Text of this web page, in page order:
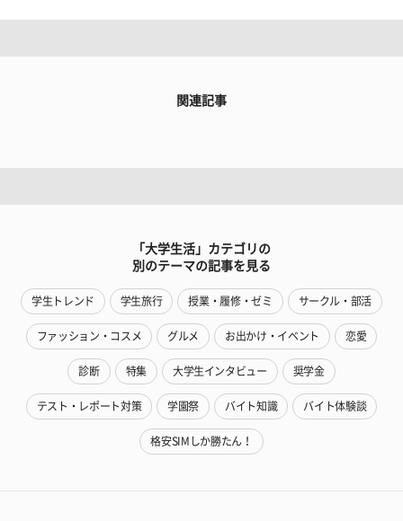
関連記事
「大学生活」カテゴリの
別のテーマの記事を見る
学生トレンド 学生旅行 授業・履修・ゼミ サークル・部活
ファッション・コスメ グルメ お出かけ・イベント 恋愛
診断 特集 大学生インタビュー 奨学金
テスト・レポート対策 学園祭 バイト知識 バイト体験談
格安SIMしか勝たん！